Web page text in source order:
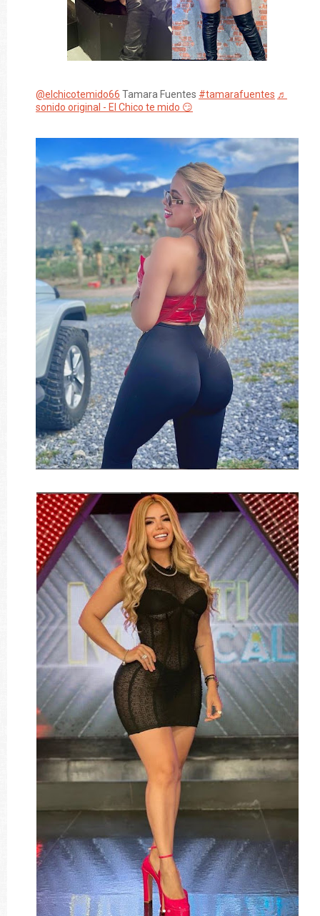
@elchicotemido66 Tamara Fuentes #tamarafuentes ♬
sonido original - El Chico te mido 😏